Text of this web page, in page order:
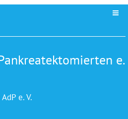
e.
e. V.